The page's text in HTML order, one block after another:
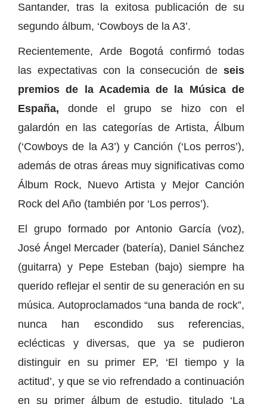
Santander, tras la exitosa publicación de su
segundo álbum, ‘Cowboys de la A3’.
Recientemente, Arde Bogotá confirmó todas
las expectativas con la consecución de seis
premios de la Academia de la Música de
España, donde el grupo se hizo con el
galardón en las categorías de Artista, Álbum
(‘Cowboys de la A3’) y Canción (‘Los perros’),
además de otras áreas muy significativas como
Álbum Rock, Nuevo Artista y Mejor Canción
Rock del Año (también por ‘Los perros’).
El grupo formado por Antonio García (voz),
José Ángel Mercader (batería), Daniel Sánchez
(guitarra) y Pepe Esteban (bajo) siempre ha
querido reflejar el sentir de su generación en su
música. Autoproclamados “una banda de rock”,
nunca han escondido sus referencias,
eclécticas y diversas, que ya se pudieron
distinguir en su primer EP, ‘El tiempo y la
actitud’, y que se vio refrendado a continuación
en su primer álbum de estudio, titulado ‘La